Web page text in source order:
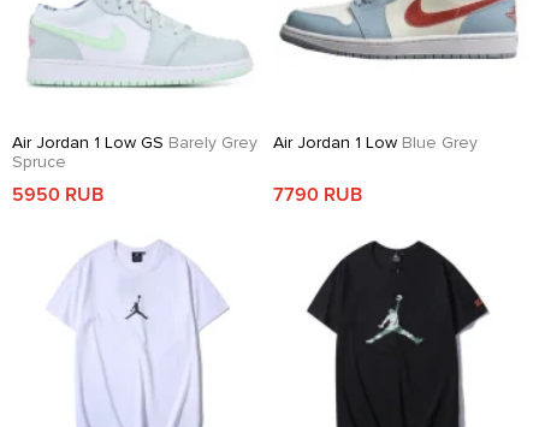
Air Jordan 1 Low GS Barely Grey
Spruce
5950 RUB
Air Jordan 1 Low Blue Grey
7790 RUB